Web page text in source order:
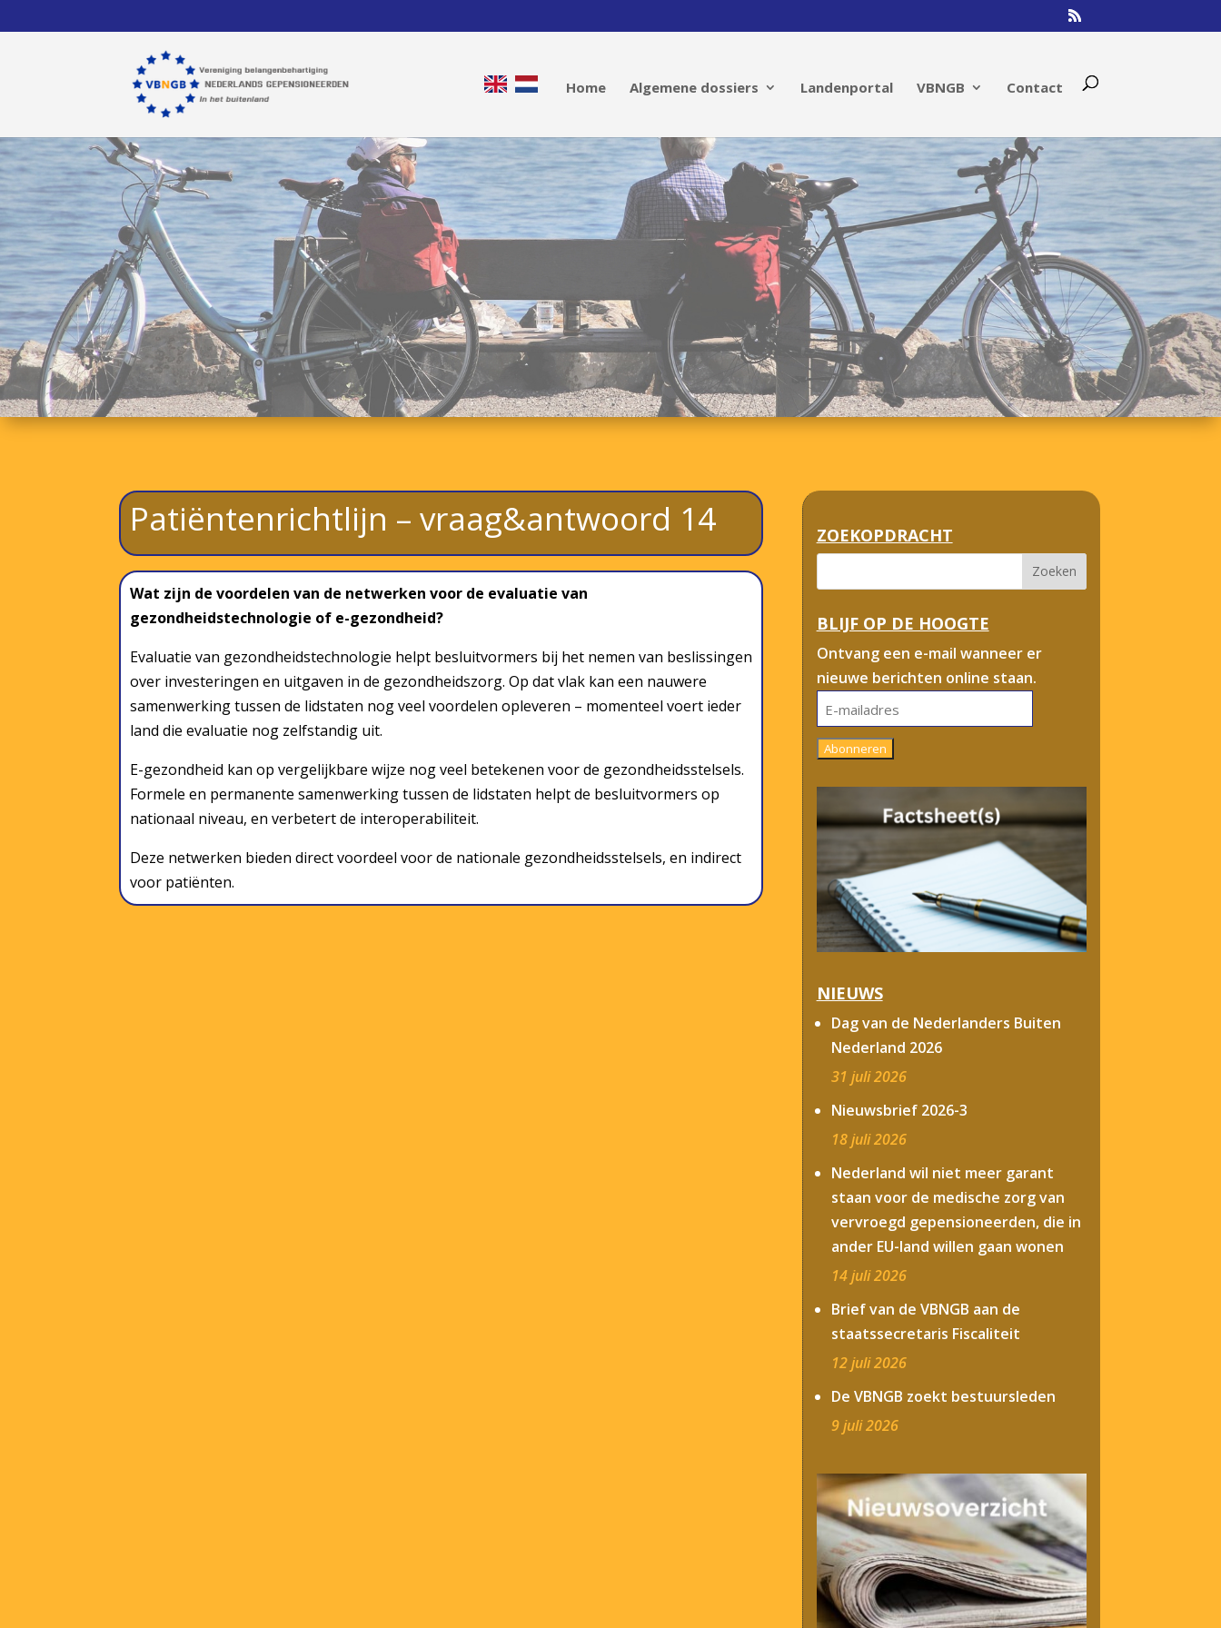
Home Algemene dossiers Landenportal VBNGB Contact
Patiëntenrichtlijn – vraag&antwoord 14
Wat zijn de voordelen van de netwerken voor de evaluatie van
gezondheidstechnologie of e-gezondheid?
Evaluatie van gezondheidstechnologie helpt besluitvormers bij het nemen van beslissingen
over investeringen en uitgaven in de gezondheidszorg. Op dat vlak kan een nauwere
samenwerking tussen de lidstaten nog veel voordelen opleveren – momenteel voert ieder
land die evaluatie nog zelfstandig uit.
E-gezondheid kan op vergelijkbare wijze nog veel betekenen voor de gezondheidsstelsels.
Formele en permanente samenwerking tussen de lidstaten helpt de besluitvormers op
nationaal niveau, en verbetert de interoperabiliteit.
Deze netwerken bieden direct voordeel voor de nationale gezondheidsstelsels, en indirect
voor patiënten.
ZOEKOPDRACHT
BLIJF OP DE HOOGTE
Ontvang een e-mail wanneer er
nieuwe berichten online staan.
E-
mailadres
Abonneren
NIEUWS
Dag van de Nederlanders Buiten
Nederland 2026
31 juli 2026
Nieuwsbrief 2026-3
18 juli 2026
Nederland wil niet meer garant
staan voor de medische zorg van
vervroegd gepensioneerden, die in
ander EU-land willen gaan wonen
14 juli 2026
Brief van de VBNGB aan de
staatssecretaris Fiscaliteit
12 juli 2026
De VBNGB zoekt bestuursleden
9 juli 2026